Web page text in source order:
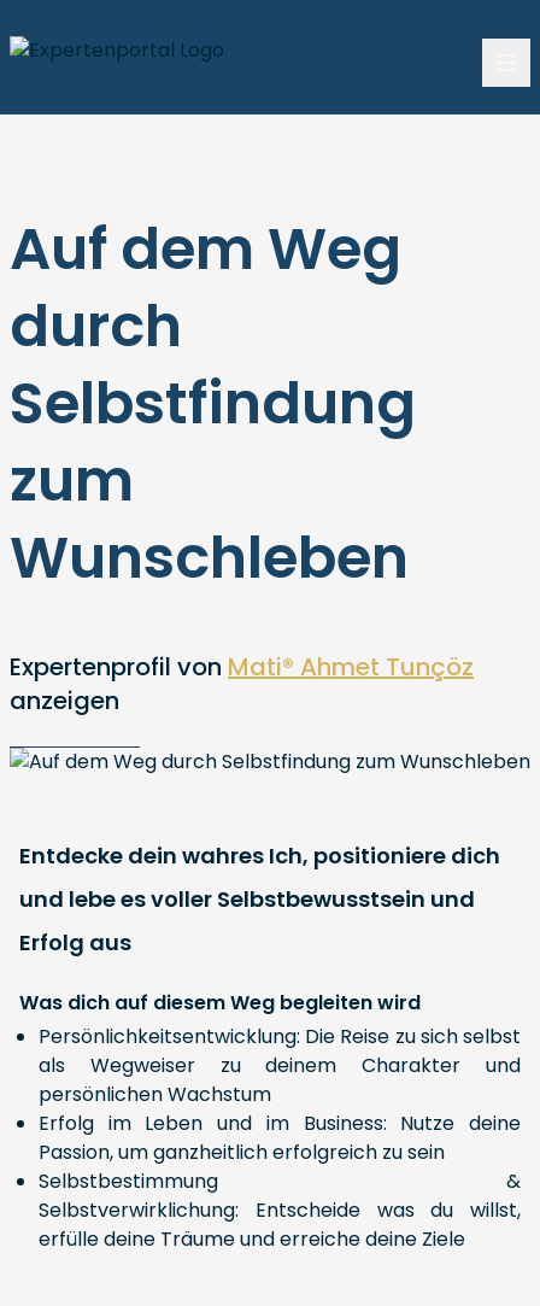
Auf dem Weg
durch
Selbstfindung
zum
Wunschleben
Expertenprofil von Mati®️ Ahmet Tunçöz
anzeigen
Entdecke dein wahres Ich, positioniere dich
und lebe es voller Selbstbewusstsein und
Erfolg aus
Was dich auf diesem Weg begleiten wird
Persönlichkeitsentwicklung: Die Reise zu sich selbst
als Wegweiser zu deinem Charakter und
persönlichen Wachstum
Erfolg im Leben und im Business: Nutze deine
Passion, um ganzheitlich erfolgreich zu sein
Selbstbestimmung &
Selbstverwirklichung: Entscheide was du willst,
erfülle deine Träume und erreiche deine Ziele